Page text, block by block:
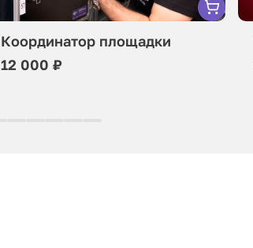
Координатор площадки
12 000 ₽